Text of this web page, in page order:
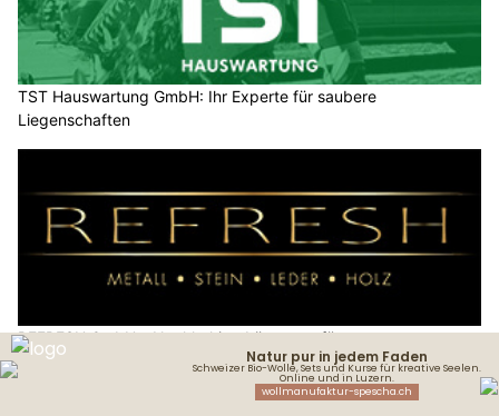
TST Hauswartung GmbH: Ihr Experte für saubere
Liegenschaften
REFRESH GmbH – Nachhaltige Lösungen für
Oberflächeninstandsetzung